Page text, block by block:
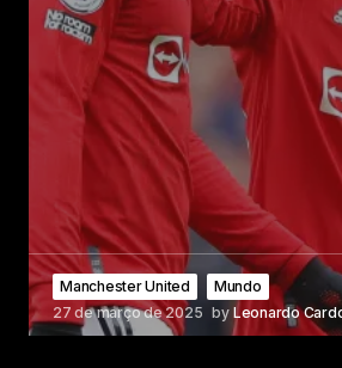
Manchester United
Mundo
27 de março de 2025 by Leonardo